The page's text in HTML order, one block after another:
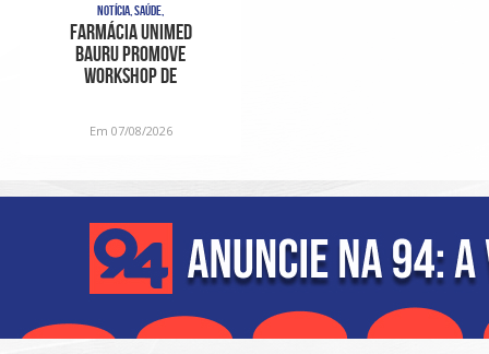
NOTÍCIA, SAÚDE,
Farmácia Unimed
Bauru promove
Workshop de
Em 07/08/2026